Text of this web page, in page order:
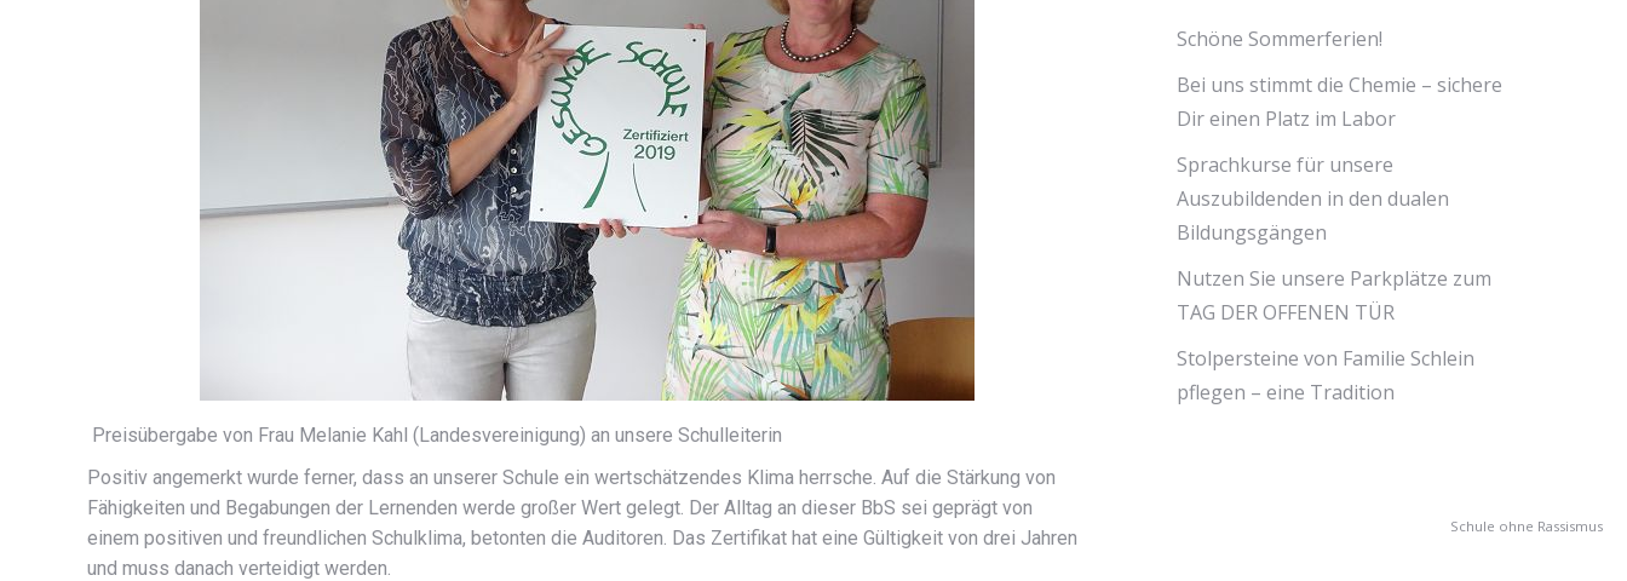
Preisübergabe von Frau Melanie Kahl (Landesvereinigung) an unsere Schulleiterin
Positiv angemerkt wurde ferner, dass an unserer Schule ein wertschätzendes Klima herrsche. Auf die Stärkung von
Fähigkeiten und Begabungen der Lernenden werde großer Wert gelegt. Der Alltag an dieser BbS sei geprägt von
einem positiven und freundlichen Schulklima, betonten die Auditoren. Das Zertifikat hat eine Gültigkeit von drei Jahren
und muss danach verteidigt werden.
Schöne Sommerferien!
Bei uns stimmt die Chemie – sichere
Dir einen Platz im Labor
Sprachkurse für unsere
Auszubildenden in den dualen
Bildungsgängen
Nutzen Sie unsere Parkplätze zum
TAG DER OFFENEN TÜR
Stolpersteine von Familie Schlein
pflegen – eine Tradition
Schule ohne Rassismus